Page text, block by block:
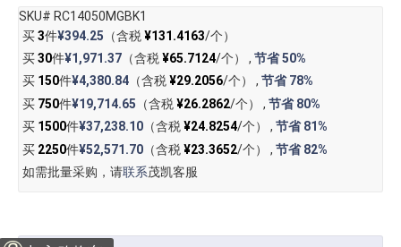
SKU# RC14050MGBK1
买3件¥394.25 （含税¥131.4163/个）
买30件¥1,971.37（含税¥65.7124/个） , 节省50%
买 150件¥4,380.84（含税¥29.2056/个） , 节省78%
买 750件¥19,714.65 （含税¥26.2862/个） , 节省80%
买 1500件¥37,238.10（含税¥24.8254/个） , 节省81%
买 2250件¥52,571.70（含税¥23.3652/个） , 节省82%
如需批量采购，请联系茂凯客服